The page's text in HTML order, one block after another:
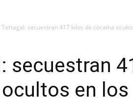
Tartagal: secuestran 417 kilos de cocaína
secuestran
en